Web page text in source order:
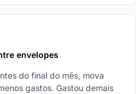
envelopes
do final do mês, mova
gastos. Gastou demais